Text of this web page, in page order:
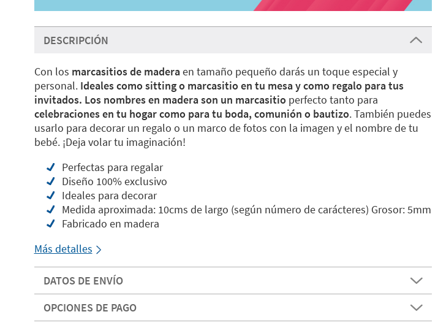
DESCRIPCIÓN
Con los marcasitios de maderaen tamaño pequeño darás un toque especial y
personal.Ideales como sitting o marcasitio en tu mesa y como regalo para tus
invitados. Los nombres en madera son un marcasitio perfecto tanto para
celebraciones en tu hogar como para tu boda, comunión o bautizo. También puedes
usarlo para decorar un regalo o un marco de fotos con la imagen y el nombre de tu
bebé. ¡Deja volar tu imaginación!
Perfectas para regalar
Diseño 100% exclusivo
Ideales para decorar
Medida aproximada: 10cms de largo (según número de carácteres) Grosor: 5mm
Fabricado en madera
Más detalles
DATOS DE ENVÍO
OPCIONES DE PAGO